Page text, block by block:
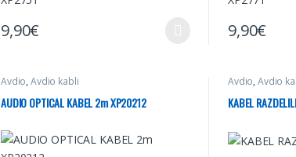
9,90€
Ta izdelek ima več različic. Možnosti lahko izberete na strani
9,90€
Avdio,Avdio kabli
AUDIO OPTICAL KABEL 2m XP20212
Avdio,Avdio
KABEL